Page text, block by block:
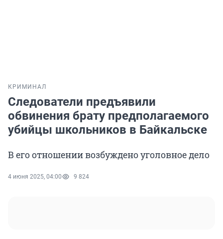
КРИМИНАЛ
Следователи предъявили
обвинения брату предполагаемого
убийцы школьников в Байкальске
В его отношении возбуждено уголовное дело
4 июня 2025, 04:00 9 824